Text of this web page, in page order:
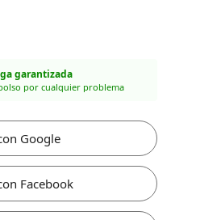
garantizada
por cualquier problema
Google
Facebook